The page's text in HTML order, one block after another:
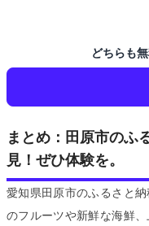
どちらも
まとめ：田原市のふ
見！ぜひ体験を。
愛知県田原市のふるさと
のフルーツや新鮮な海鮮